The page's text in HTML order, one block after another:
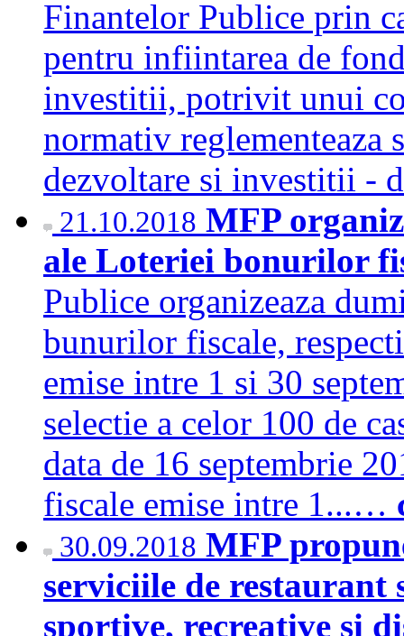
Finantelor Publice prin
pentru infiintarea de
investitii, potrivit unui
normativ reglementeaza
dezvoltare si investitii -
21.10.2018 MFP
ale Loteriei bonurilor
Publice organizeaza
bunurilor fiscale,
emise intre 1 si 30
selectie a celor 100 de
data de 16 septembrie
fiscale emise intre 1...…
30.09.2018 MFP
serviciile de restaurant
sportive, recreative si